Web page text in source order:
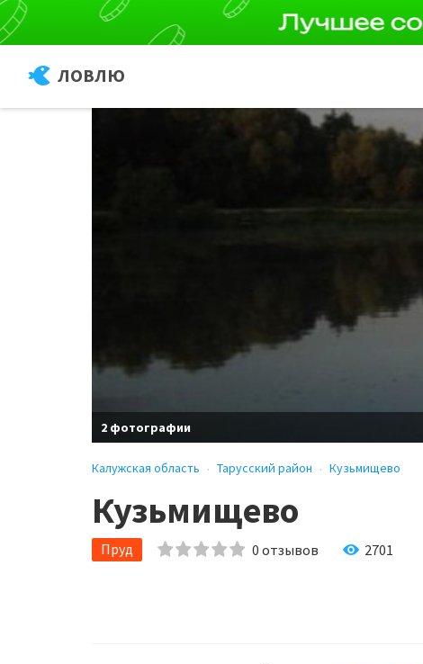
ЛОВЛЮ
2 фотографии
Калужская область Тарусский район Кузьмищево
Кузьмищево
Пруд 0 отзывов 2701